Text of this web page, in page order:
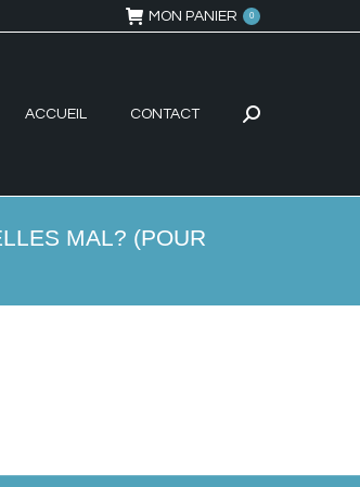
MON PANIER 0
ACCUEIL CONTACT
Recherche
MAL? (POUR